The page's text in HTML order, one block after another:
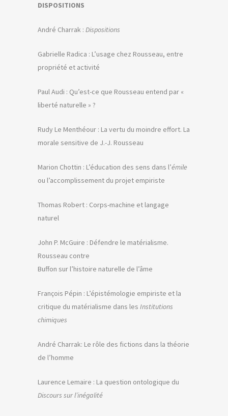
DISPOSITIONS
André Charrak : Dispositions
Gabrielle Radica : L’usage chez Rousseau, entre
propriété et activité
Paul Audi : Qu’est-ce que Rousseau entend par «
liberté naturelle » ?
Rudy Le Menthéour : La vertu du moindre effort. La
morale sensitive de J.-J. Rousseau
Marion Chottin : L’éducation des sens dans l’émile
ou l’accomplissement du projet empiriste
Thomas Robert : Corps-machine et langage
naturel
John P. McGuire : Défendre le matérialisme.
Rousseau contre
Buffon sur l’histoire naturelle de l’âme
François Pépin : L’épistémologie empiriste et la
critique du matérialisme dans les Institutions
chimiques
André Charrak: Le rôle des fictions dans la théorie
de l’homme
Laurence Lemaire : La question ontologique du
Discours sur l’inégalité